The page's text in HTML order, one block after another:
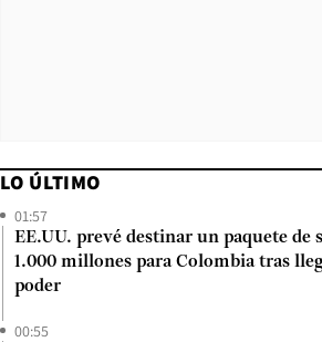
LO ÚLTIMO
01:57
EE.UU. prevé destinar un paquete de
1.000 millones para Colombia tras
poder
00:55